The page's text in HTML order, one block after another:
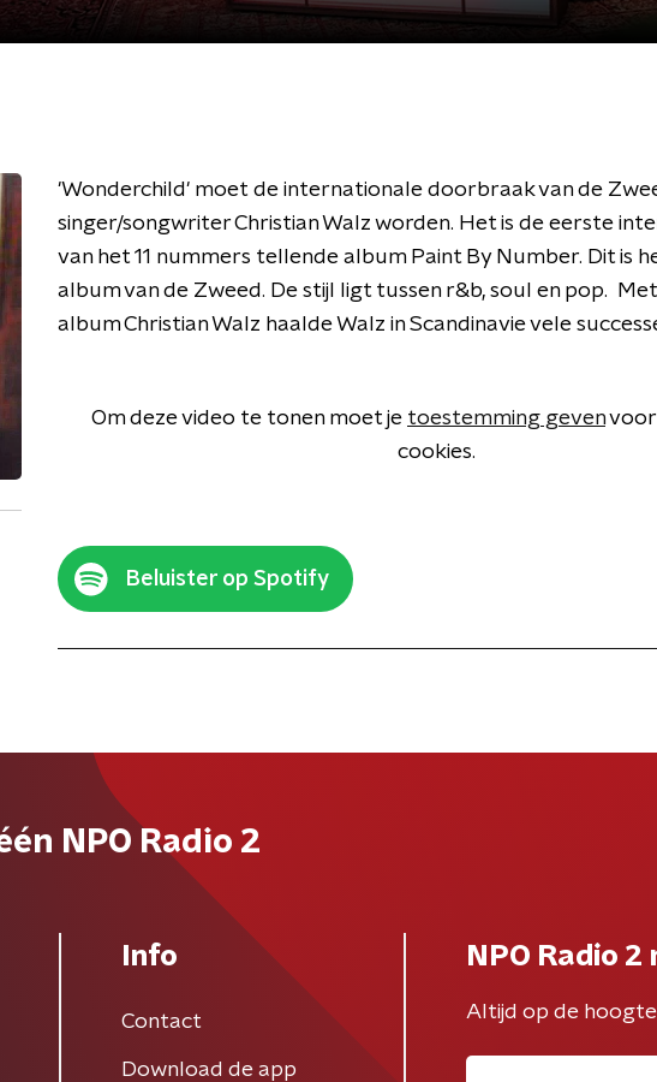
'Wonderchild' moet de internationale doorbraak van de
singer/songwriter Christian Walz worden. Het is de eerste
van het 11 nummers tellende album Paint By Number. Dit is
album van de Zweed. De stijl ligt tussen r&b, soul en pop.
album Christian Walz haalde Walz in Scandinavie vele
Om deze video te tonen moet je toestemming gevenvoor
cookies.
Beluister op Spotify
NPO Radio 2
Info
Contact
Download de app
NPO Radio
Altijd op de